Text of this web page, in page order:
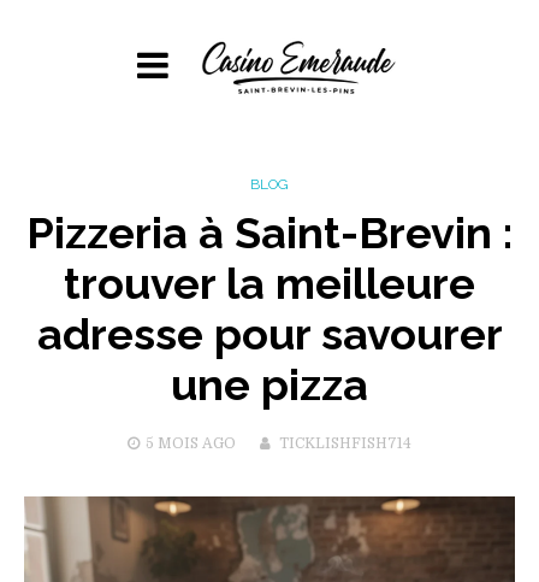
BLOG
Pizzeria à Saint-Brevin :
trouver la meilleure
adresse pour savourer
une pizza
5 MOIS AGO TICKLISHFISH714